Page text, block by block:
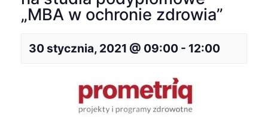
„MBA w ochronie zdrowia”
30 stycznia, 2021 @ 09:00 - 12:00